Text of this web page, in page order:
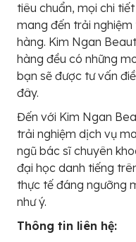
tiêu chuẩn, mọi chi
mang đến trải
hàng. Kim Ngan
hàng đều có những
bạn sẽ được tư vấn
đây.
Đến với Kim Ngan
trải nghiệm dịch vụ
ngũ bác sĩ chuyên
đại học danh tiếng
thực tế đáng ngưỡng
như ý.
Thông tin liên hệ: